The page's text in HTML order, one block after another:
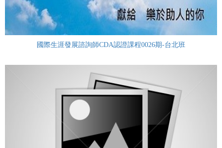
國際生涯發展諮詢師CDA認證課程0026期-台北班